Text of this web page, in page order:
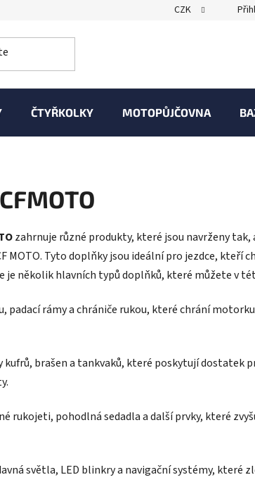
CZK
ČTYŘKOLKY MOTOPŮJČOVNA
zahrnuje různé produkty, které jsou navrženy
MOTO. Tyto doplňky jsou ideální pro jezdce, kteří
je několik hlavních typů doplňků, které můžete v
padací rámy a chrániče rukou, které chrání motorku
kufrů, brašen a tankvaků, které poskytují dostatek
rukojeti, pohodlná sedadla a další prvky, které
světla, LED blinkry a navigační systémy, které